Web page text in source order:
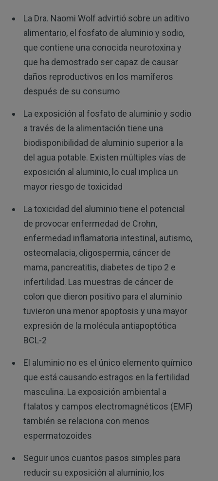
La Dra. Naomi Wolf advirtió sobre un aditivo
alimentario, el fosfato de aluminio y sodio,
que contiene una conocida neurotoxina y
que ha demostrado ser capaz de causar
daños reproductivos en los mamíferos
después de su consumo
La exposición al fosfato de aluminio y sodio
a través de la alimentación tiene una
biodisponibilidad de aluminio superior a la
del agua potable. Existen múltiples vías de
exposición al aluminio, lo cual implica un
mayor riesgo de toxicidad
La toxicidad del aluminio tiene el potencial
de provocar enfermedad de Crohn,
enfermedad inflamatoria intestinal, autismo,
osteomalacia, oligospermia, cáncer de
mama, pancreatitis, diabetes de tipo 2 e
infertilidad. Las muestras de cáncer de
colon que dieron positivo para el aluminio
tuvieron una menor apoptosis y una mayor
expresión de la molécula antiapoptótica
BCL-2
El aluminio no es el único elemento químico
que está causando estragos en la fertilidad
masculina. La exposición ambiental a
ftalatos y campos electromagnéticos (EMF)
también se relaciona con menos
espermatozoides
Seguir unos cuantos pasos simples para
reducir su exposición al aluminio, los